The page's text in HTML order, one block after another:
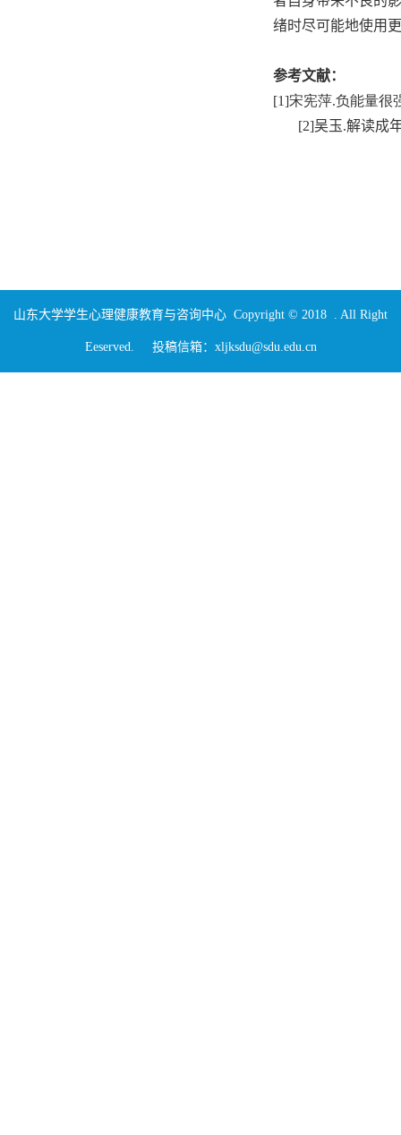
绪时尽可能地使用
参考文献：
[1]宋宪萍.负能量很
[2]吴玉.解读成
山东大学学生心理健康教育与咨询中心 Copyright © 2018 . All Right
Eeserved. 投稿信箱：xljksdu@sdu.edu.cn